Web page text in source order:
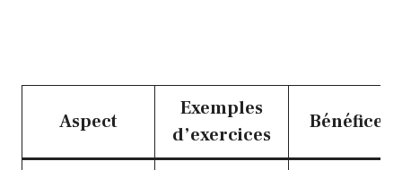
Aspect
Exemples
d’exercices
Bénéfices